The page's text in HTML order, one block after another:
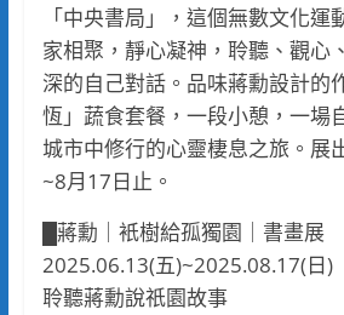
「中央書局」，這個無數文化運
家相聚，靜心凝神，聆聽、觀心
深的自己對話。品味蔣勳設計的
恆」蔬食套餐，一段小憩，一場
城市中修行的心靈棲息之旅。展
~8月17日止。
█蔣勳｜衹樹給孤獨園｜書畫展
2025.06.13(五)~2025.08.17(日)
聆聽蔣勳說祇園故事